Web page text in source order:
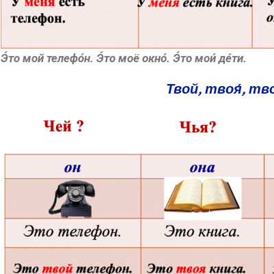
Э́то мой телефо́н. Э́то моё окно́. Э́то мои́ де́ти.
Твой, твоя́,